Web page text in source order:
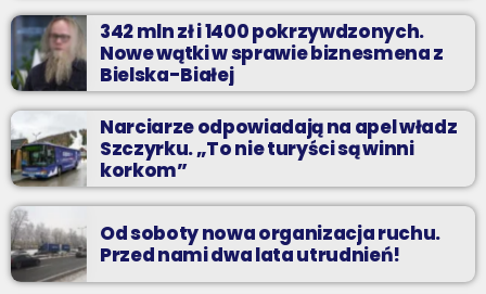
342 mln zł i 1400 pokrzywdzonych.
Nowe wątki w sprawie biznesmena z
Bielska-Białej
Narciarze odpowiadają na apel władz
Szczyrku. „To nie turyści są winni
korkom”
Od soboty nowa organizacja ruchu.
Przed nami dwa lata utrudnień!